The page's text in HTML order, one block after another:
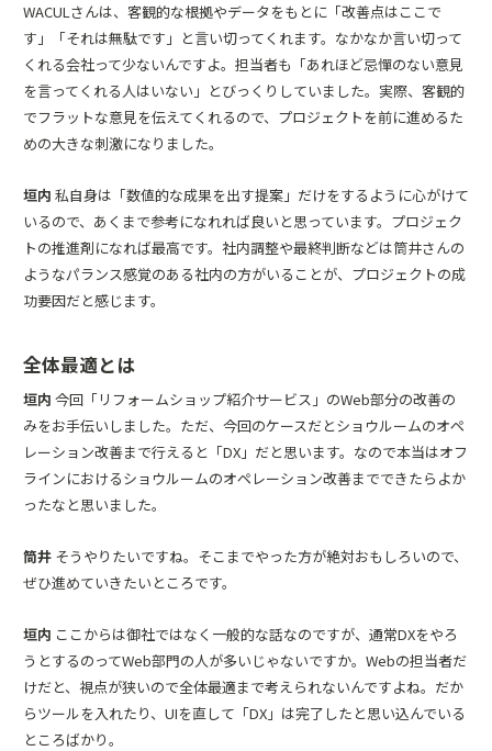
WACULさんは、客観的な根拠やデータをもとに「改善点はここで
す」「それは無駄です」と言い切ってくれます。なかなか言い切って
くれる会社って少ないんですよ。担当者も「あれほど忌憚のない意見
を言ってくれる人はいない」とびっくりしていました。実際、客観的
でフラットな意見を伝えてくれるので、プロジェクトを前に進めるた
めの大きな刺激になりました。
垣内 私自身は「数値的な成果を出す提案」だけをするように心がけて
いるので、あくまで参考になれれば良いと思っています。プロジェク
トの推進剤になれば最高です。社内調整や最終判断などは筒井さんの
ようなパランス感覚のある社内の方がいることが、プロジェクトの成
功要因だと感じます。
全体最適とは
垣内 今回「リフォームショップ紹介サービス」のWeb部分の改善の
みをお手伝いしました。ただ、今回のケースだとショウルームのオペ
レーション改善まで行えると「DX」だと思います。なので本当はオフ
ラインにおけるショウルームのオペレーション改善までできたらよか
ったなと思いました。
筒井 そうやりたいですね。そこまでやった方が絶対おもしろいので、
ぜひ進めていきたいところです。
垣内 ここからは御社ではなく一般的な話なのですが、通常DXをやろ
うとするのってWeb部門の人が多いじゃないですか。Webの担当者だ
けだと、視点が狭いので全体最適まで考えられないんですよね。だか
らツールを入れたり、UIを直して「DX」は完了したと思い込んでいる
ところばかり。